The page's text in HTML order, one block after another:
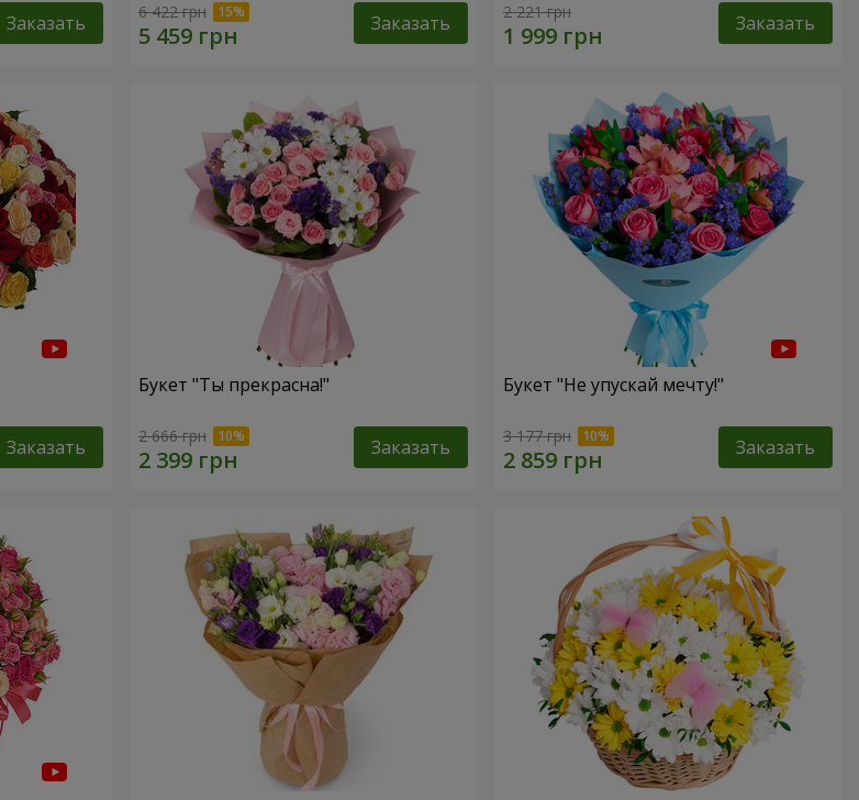
Заказать 6 422 грн Заказать 2 221 грн Заказать
Заказать
Букет "Ты прекрасна!"
2 666 грн Заказать
Букет "Не упускай мечту!"
3 177 грн Заказать